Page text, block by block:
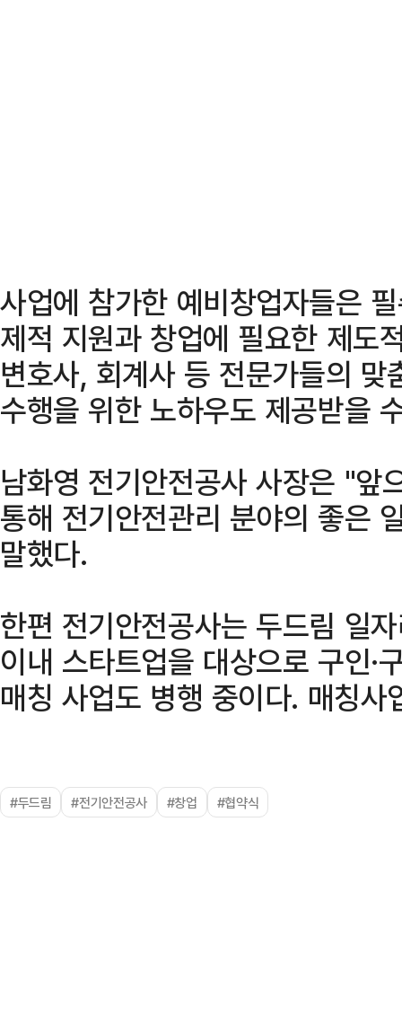
사업에 참가한 예비창업자들은
제적 지원과 창업에 필요한 제도
변호사, 회계사 등 전문가들의
수행을 위한 노하우도 제공받을
남화영 전기안전공사 사장은 "앞
통해 전기안전관리 분야의 좋은
말했다.
한편 전기안전공사는 두드림 일
이내 스타트업을 대상으로 구인·
매칭 사업도 병행 중이다. 매칭
#두드림 #전기안전공사 #창업 #협약식